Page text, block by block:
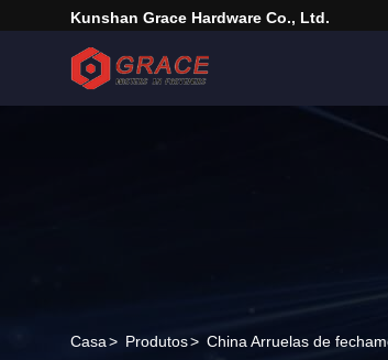
Kunshan Grace Hardware Co., Ltd.
Casa> Produtos> China Arruelas de